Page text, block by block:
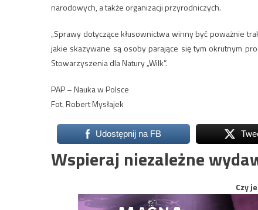
narodowych, a także organizacji przyrodniczych.
„Sprawy dotyczące kłusownictwa winny być poważnie
jakie skazywane są osoby parające się tym okrutnym
Stowarzyszenia dla Natury „Wilk”.
PAP – Nauka w Polsce
Fot. Robert Mysłajek
Udostępnij na FB
Wspieraj niezależne
Czy